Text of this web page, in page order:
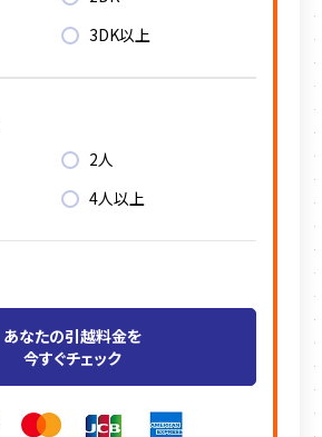
3DK以上
2人
4人以上
あなたの引越料金を
今すぐチェック